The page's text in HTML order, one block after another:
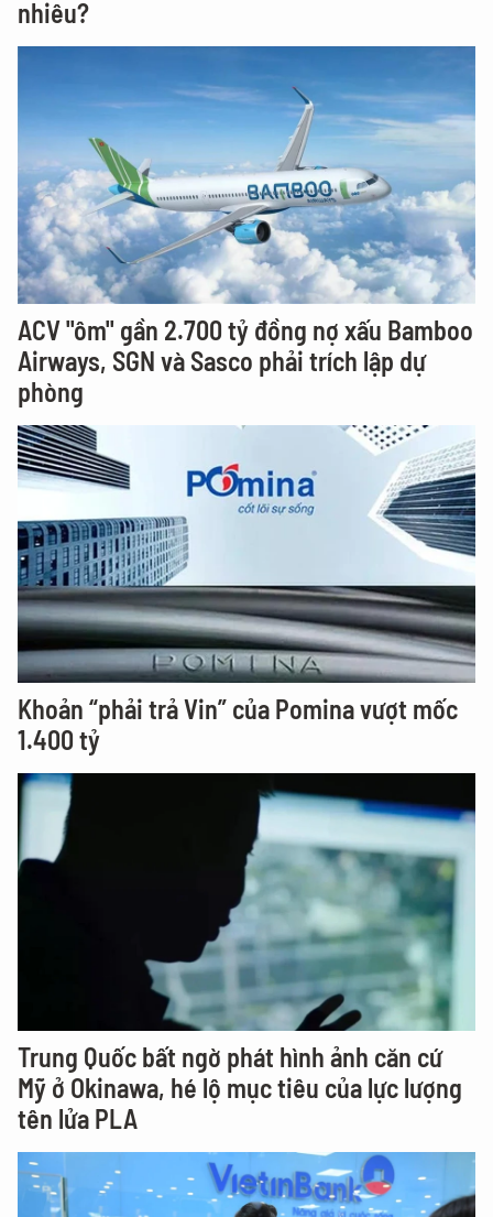
nhiêu?
ACV "ôm" gần 2.700 tỷ đồng nợ xấu Bamboo
Airways, SGN và Sasco phải trích lập dự
phòng
Khoản “phải trả Vin” của Pomina vượt mốc
1.400 tỷ
Trung Quốc bất ngờ phát hình ảnh căn cứ
Mỹ ở Okinawa, hé lộ mục tiêu của lực lượng
tên lửa PLA